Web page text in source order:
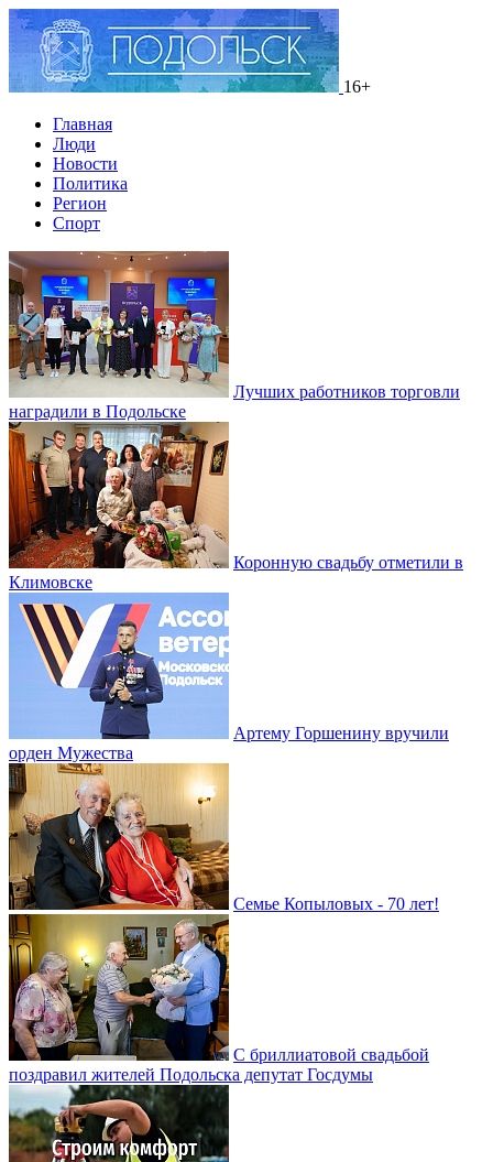
16+
Главная
Люди
Новости
Политика
Регион
Спорт
Лучших работников торговли
наградили в Подольске
Коронную свадьбу отметили в
Климовске
Артему Горшенину вручили
орден Мужества
Семье Копыловых - 70 лет!
С бриллиатовой свадьбой
поздравил жителей Подольска депутат Госдумы